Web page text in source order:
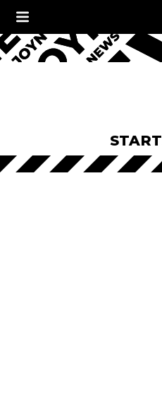
START